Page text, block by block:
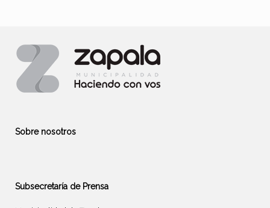
Sobre nosotros
Subsecretaría de Prensa